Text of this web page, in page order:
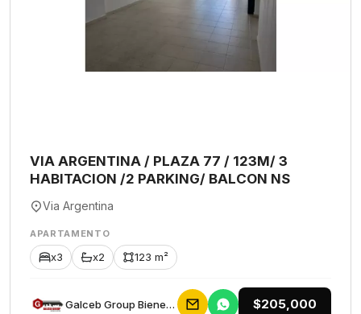
VIA ARGENTINA / PLAZA 77 / 123M/ 3
HABITACION /2 PARKING/ BALCON NS
Via Argentina
APARTAMENTO
x3 x2 123 m²
Galceb Group Bienes Raices $205,000